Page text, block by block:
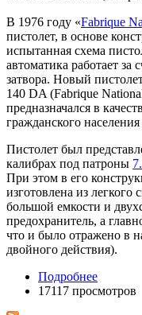
В 1976 году «Fabrique
пистолет, в основе
испытанная схема
автоматика работает за
затвора. Новый
140 DA (Fabrique
предназначался в
гражданского
Пистолет был
калибрах под патроны
При этом в его
изготовлена из легкого
большой емкости и
предохранитель, а
что и было отражено в
двойного действия).
Подробнее
17117 просмотров